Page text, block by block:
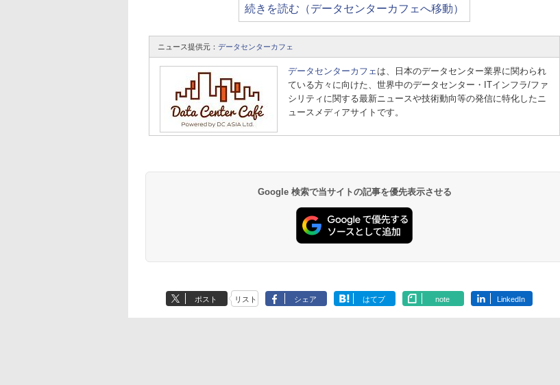
続きを読む（データセンターカフェへ移動）
ニュース提供元： データセンターカフェ
データセンターカフェ は、日本のデータセンター業界に関わられ
ている方々に向けた、世界中のデータセンター・ITインフラ/ファ
シリティに関する最新ニュースや技術動向等の発信に特化したニ
ュースメディアサイトです。
Google 検索で当サイトの記事を優先表示させる
ポスト リスト シェア はてブ note LinkedIn